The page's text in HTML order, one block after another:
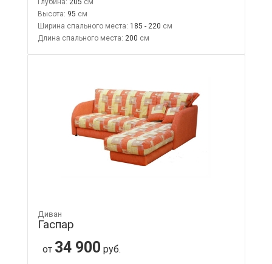
Высота: 95
Ширина спального места: 185 - 220
Длина спального места: 200
Диван
Гаспар
от 34 900 руб.